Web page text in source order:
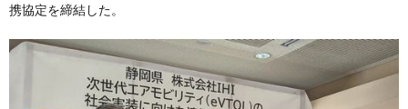
携協定を締結した。